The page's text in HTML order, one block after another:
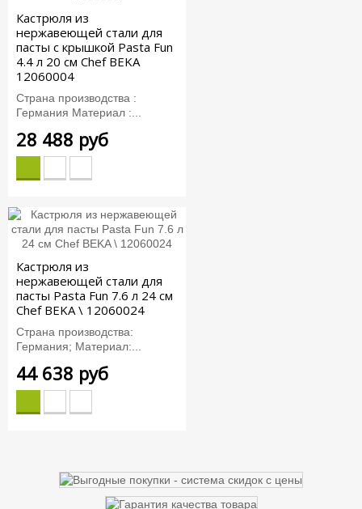
Кастрюля из
нержавеющей стали для
пасты с крышкой Pasta Fun
4.4 л 20 см Chef BEKA
12060004
Страна производства :
Германия Материал :...
28 488 руб
Кастрюля из
нержавеющей стали для
пасты Pasta Fun 7.6 л 24 см
Chef BEKA \ 12060024
Страна производства:
Германия; Материал:...
44 638 руб